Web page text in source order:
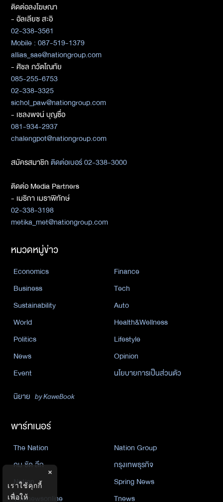
ติดต่อลงโฆษณา
- อัลเลียซ สะอิ
02-338-3561
Mobile : 087-519-1379
allias_sae@nationgroup.com
- ศิชล ภวัตโณทัย
085-255-6753
02-338-3325
sichol_paw@nationgroup.com
- เชลงพจน์ บุญซื่อ
081-934-2937
chalengpot@nationgroup.com
สมัครสมาชิกติดต่อเบอร์ 02-338-3000
ติดต่อ Media Partners
- เมธิกา เมธาพิทักษ์
02-338-3198
metika_met@nationgroup.com
หมวดหมู่ข่าว
Economics
Finance
Business
Tech
Sustainability
Auto
World
Health&Wellness
Politics
Lifestyle
News
Opinion
Event
นโยบายการเป็นส่วนตัว
นิยาย by KaweBook
พาร์ทเนอร์
The Nation
Nation Group
คม ชัด ลึก
กรุงเทพธุรกิจ
Nation
Spring News
Thainewsonline
Tnews
×
เราใช้คุกกี้
เพื่อให้